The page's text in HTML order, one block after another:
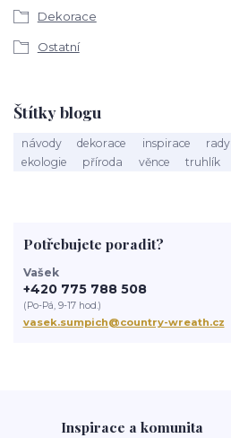
Dekorace
Ostatní
Štítky blogu
návody dekorace inspirace rady
ekologie
příroda věnce truhlík
Potřebujete poradit?
Vašek
+420 775 788 508
(Po-Pá, 9-17 hod.)
vasek.sumpich@country-wreath.cz
Inspirace a komunita